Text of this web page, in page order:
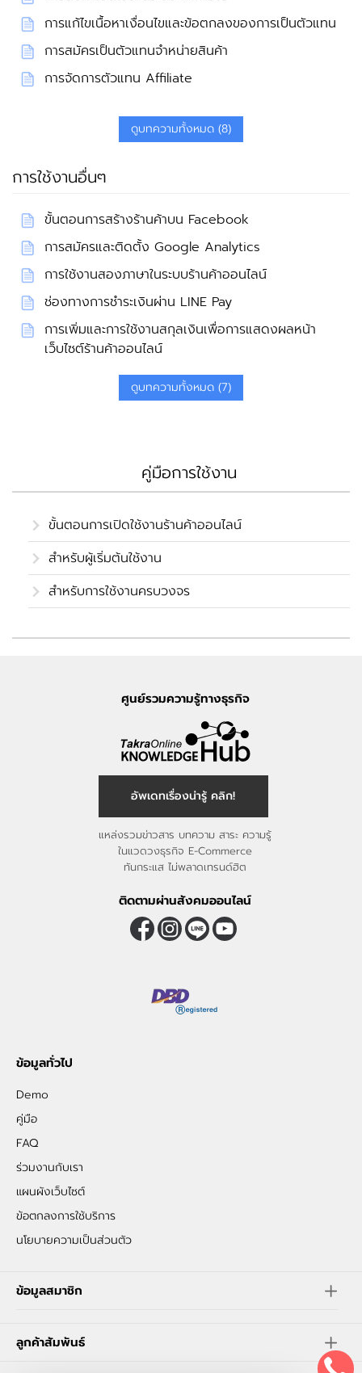
การแก้ไขเนื้อหาเงื่อนไขและข้อตกลงของการเป็นตัวแทน
การสมัครเป็นตัวแทนจำหน่ายสินค้า
การจัดการตัวแทน Affiliate
ดูบทความทั้งหมด (8)
การใช้งานอื่นๆ
ขั้นตอนการสร้างร้านค้าบน Facebook
การสมัครและติดตั้ง Google Analytics
การใช้งานสองภาษาในระบบร้านค้าออนไลน์
ช่องทางการชำระเงินผ่าน LINE Pay
การเพิ่มและการใช้งานสกุลเงินเพื่อการแสดงผลหน้า
เว็บไซต์ร้านค้าออนไลน์
ดูบทความทั้งหมด (7)
คู่มือการใช้งาน
ขั้นตอนการเปิดใช้งานร้านค้าออนไลน์
สำหรับผู้เริ่มต้นใช้งาน
สำหรับการใช้งานครบวงจร
ศูนย์รวมความรู้ทางธุรกิจ
อัพเดทเรื่องน่ารู้ คลิก!
แหล่งรวมข่าวสาร บทความ สาระ ความรู้
ในแวดวงธุรกิจ E-Commerce
ทันกระแส ไม่พลาดเทรนด์ฮิต
ติดตามผ่านสังคมออนไลน์
ข้อมูลทั่วไป
Demo
คู่มือ
FAQ
ร่วมงานกับเรา
แผนผังเว็บไซต์
ข้อตกลงการใช้บริการ
นโยบายความเป็นส่วนตัว
ข้อมูลสมาชิก
ลูกค้าสัมพันธ์